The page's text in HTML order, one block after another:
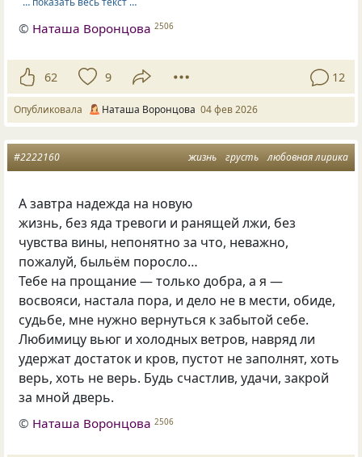
© Наташа Воронцова 2506
62 9 12
Опубликовала Наташа Воронцова 04 фев 2026
жизнь грусть любовная лирика
#2222160
А завтра надежда на новую
жизнь, без яда тревоги и ранящей лжи, без
чувства вины, непонятно за что, неважно,
пожалуй, быльём поросло…
Тебе на прощание — только добра, а я —
восвояси, настала пора, и дело не в мести, обиде,
судьбе, мне нужно вернуться к забытой себе.
Любимицу вьюг и холодных ветров, навряд ли
удержат достаток и кров, пустот не заполнят, хоть
верь, хоть не верь. Будь счастлив, удачи, закрой
за мной дверь.
© Наташа Воронцова 2506